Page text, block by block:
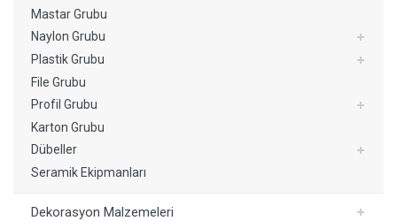
Mastar Grubu
Naylon Grubu
Plastik Grubu
File Grubu
Profil Grubu
Karton Grubu
Dübeller
Seramik Ekipmanları
Dekorasyon Malzemeleri